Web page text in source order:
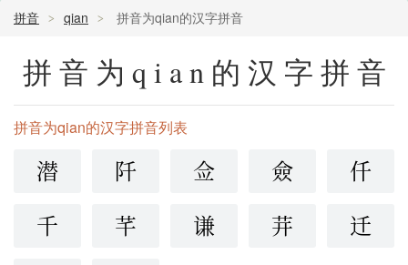
拼音 qian 拼音为qian的汉字拼音
拼音为qian的汉字拼音
拼音为qian的汉字拼音列表
潜 阡 佥 僉
仟
千
芊 谦 茾
迁